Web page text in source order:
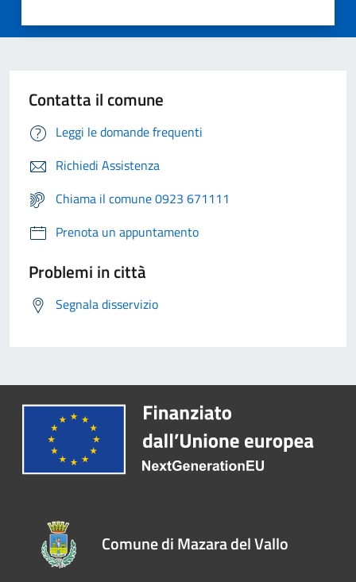
Contatta il comune
Leggi le domande frequenti
Richiedi Assistenza
Chiama il comune 0923 671111
Prenota un appuntamento
Problemi in città
Segnala disservizio
Comune di Mazara del Vallo